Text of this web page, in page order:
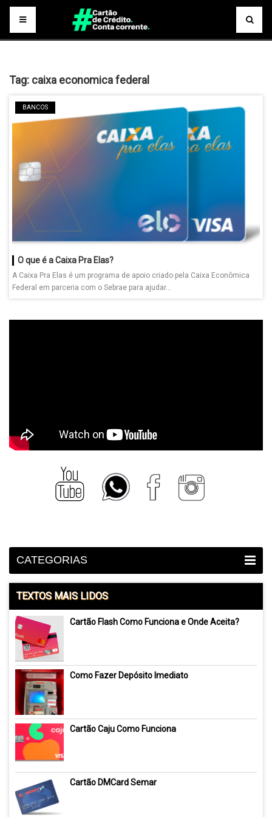
Tag: caixa economica federal
BANCOS
O que é a Caixa Pra Elas?
A Caixa Pra Elas é um programa de apoio criado pela Caixa Econômica
Federal em parceria com o Sebrae para ajudar...
CATEGORIAS
TEXTOS MAIS LIDOS
Cartão Flash Como Funciona e Onde Aceita?
Como Fazer Depósito Imediato
Cartão Caju Como Funciona
Cartão DMCard Semar